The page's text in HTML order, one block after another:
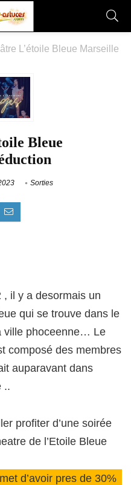
L’étoile Bleue Marseille
Bleue
Sorties
il y a desormais un
qui se trouve dans le
ville phoceenne… Le
composé des membres
auparavant dans
..
profiter d’une soirée
de l’Etoile Bleue
d’avoir pres de 30%